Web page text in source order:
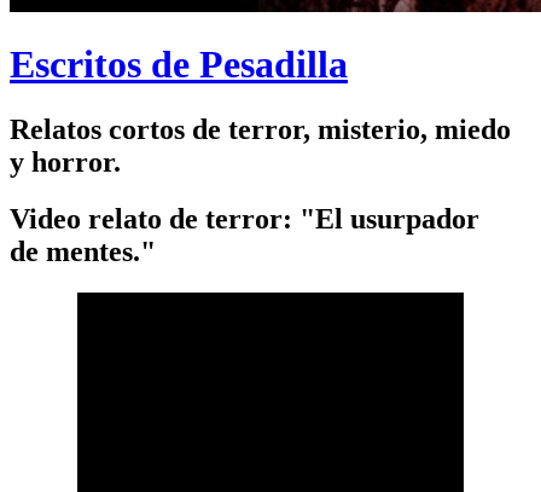
Escritos de Pesadilla
Relatos cortos de terror, misterio, miedo
y horror.
Video relato de terror: "El usurpador
de mentes."